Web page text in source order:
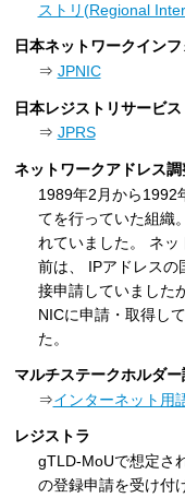
ストリ(Regional
日本ネットワークイン
⇒ JPNIC
日本レジストリサービス
⇒ JPRS
ネットワークアドレス
1989年2月から1992
てを行っていた組織
れていました。 ネッ
前は、 IPアドレスの
接申請していました
NICに申請・取得し
た。
マルチステークホルダ
⇒インターネット用
レジストラ
gTLD-MoUで想定さ
の登録申請を受け付